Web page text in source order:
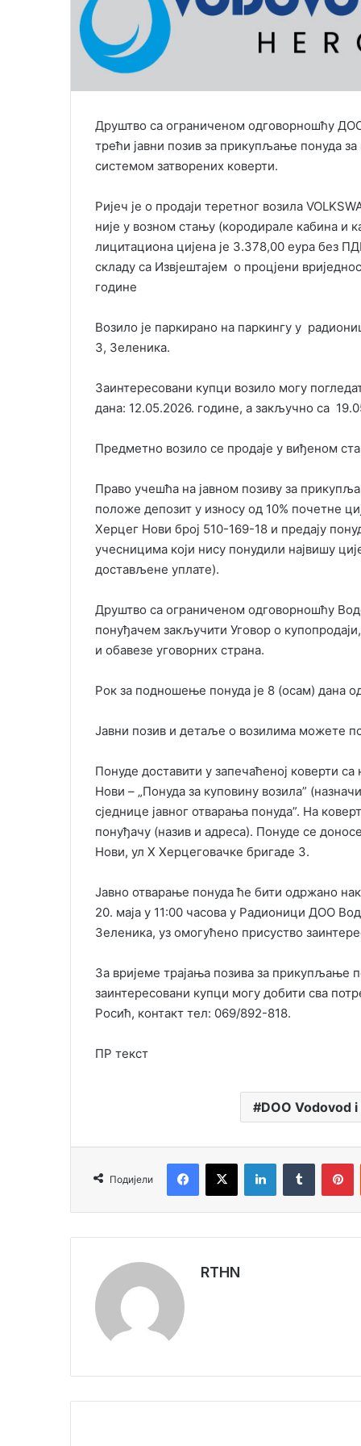
Друштво са ограниченом одговорношћу
трећи јавни позив за прикупљање понуда
системом затворених коверти.
Ријеч је о продаји теретног возила
није у возном стању (кородирале кабина и
лицитациона цијена је 3.378,00 еура без
складу са Извјештајем о процјени
године
Возило је паркирано на паркингу у
3, Зеленика.
Заинтересовани купци возило могу
дана: 12.05.2026. године, а закључно са
Предметно возило се продаје у виђеном
Право учешћа на јавном позиву за
положе депозит у износу од 10% почетне
Херцег Нови број 510-169-18 и предају
учесницима који нису понудили највишу
достављене уплате).
Друштво са ограниченом одговорношћу
понуђачем закључити Уговор о
и обавезе уговорних страна.
Рок за подношење понуда је 8 (осам) дана
Јавни позив и детаље о возилима можете
Понуде доставити у запечаћеној коверти
Нови – „Понуда за куповину возила”
сједнице јавног отварања понуда”. На
понуђачу (назив и адреса). Понуде се
Нови, ул X Херцеговачке бригаде 3.
Јавно отварање понуда ће бити одржано
20. маја у 11:00 часова у Радионици ДОО
Зеленика, уз омогућено присуство
За вријеме трајања позива за прикупљање
заинтересовани купци могу добити сва
Росић, контакт тел: 069/892-818.
ПР текст
DOO Vodovod
Подијели
RTHN